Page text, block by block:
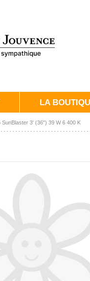
LA
3' (36") 39 W 6 400 K